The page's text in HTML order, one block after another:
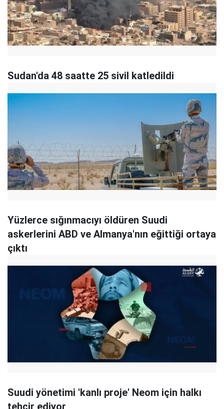
Sudan'da 48 saatte 25 sivil katledildi
Yüzlerce sığınmacıyı öldüren Suudi
askerlerini ABD ve Almanya'nın eğittiği ortaya
çıktı
Suudi yönetimi 'kanlı proje' Neom için halkı
tehcir ediyor